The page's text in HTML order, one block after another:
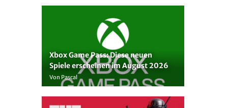
Xbox Game Pass: Diese neuen
Spiele erscheinen im August 2026
Von Pascal